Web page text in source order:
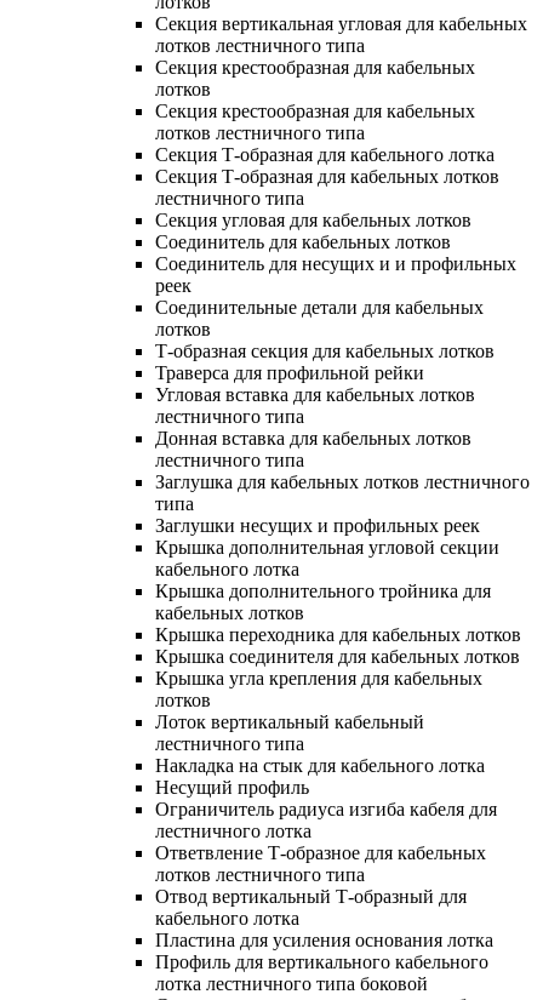
Секция вертикальная угловая для кабельных
лотков лестничного типа
Секция крестообразная для кабельных
лотков
Секция крестообразная для кабельных
лотков лестничного типа
Секция Т-образная для кабельного лотка
Секция Т-образная для кабельных лотков
лестничного типа
Секция угловая для кабельных лотков
Соединитель для кабельных лотков
Соединитель для несущих и и профильных
реек
Соединительные детали для кабельных
лотков
Т-образная секция для кабельных лотков
Траверса для профильной рейки
Угловая вставка для кабельных лотков
лестничного типа
Донная вставка для кабельных лотков
лестничного типа
Заглушка для кабельных лотков лестничного
типа
Заглушки несущих и профильных реек
Крышка дополнительная угловой секции
кабельного лотка
Крышка дополнительного тройника для
кабельных лотков
Крышка переходника для кабельных лотков
Крышка соединителя для кабельных лотков
Крышка угла крепления для кабельных
лотков
Лоток вертикальный кабельный
лестничного типа
Накладка на стык для кабельного лотка
Несущий профиль
Ограничитель радиуса изгиба кабеля для
лестничного лотка
Ответвление Т-образное для кабельных
лотков лестничного типа
Отвод вертикальный Т-образный для
кабельного лотка
Пластина для усиления основания лотка
Профиль для вертикального кабельного
лотка лестничного типа боковой